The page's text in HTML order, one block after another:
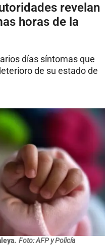
revelan
horas de la
días síntomas que
de su estado de
Foto: AFP y Policía